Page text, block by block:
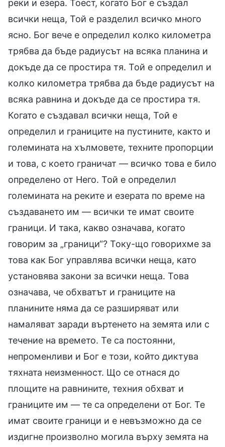
реки и езера. Тоест, когато Бог е създал
всички неща, Той е разделил всичко много
ясно. Бог вече е определил колко километра
трябва да бъде радиусът на всяка планина и
докъде да се простира тя. Той е определил и
колко километра трябва да бъде радиусът на
всяка равнина и докъде да се простира тя.
Когато е създавал всички неща, Той е
определил и границите на пустините, както и
големината на хълмовете, техните пропорции
и това, с което граничат — всичко това е било
определено от Него. Той е определил
големината на реките и езерата по време на
създаването им — всички те имат своите
граници. И така, какво означава, когато
говорим за „граници“? Току-що говорихме за
това как Бог управлява всички неща, като
установява закони за всички неща. Това
означава, че обхватът и границите на
планините няма да се разширяват или
намаляват заради въртенето на земята или с
течение на времето. Те са постоянни,
непроменливи и Бог е този, който диктува
тяхната неизменност. Що се отнася до
площите на равнините, техния обхват и
границите им — те са определени от Бог. Те
имат своите граници и е невъзможно да се
издигне произволно могила върху земята на